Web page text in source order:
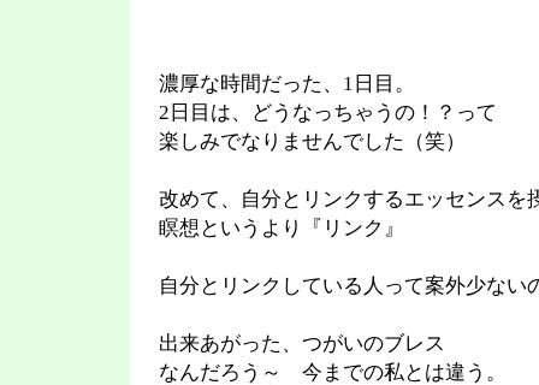
濃厚な時間だった、1日目。
2日目は、どうなっちゃうの！？って
楽しみでなりませんでした（笑）
改めて、自分とリンクするエッセンスを
瞑想というより『リンク』
自分とリンクしている人って案外少ない
出来あがった、つがいのブレス
なんだろう～ 今までの私とは違う。